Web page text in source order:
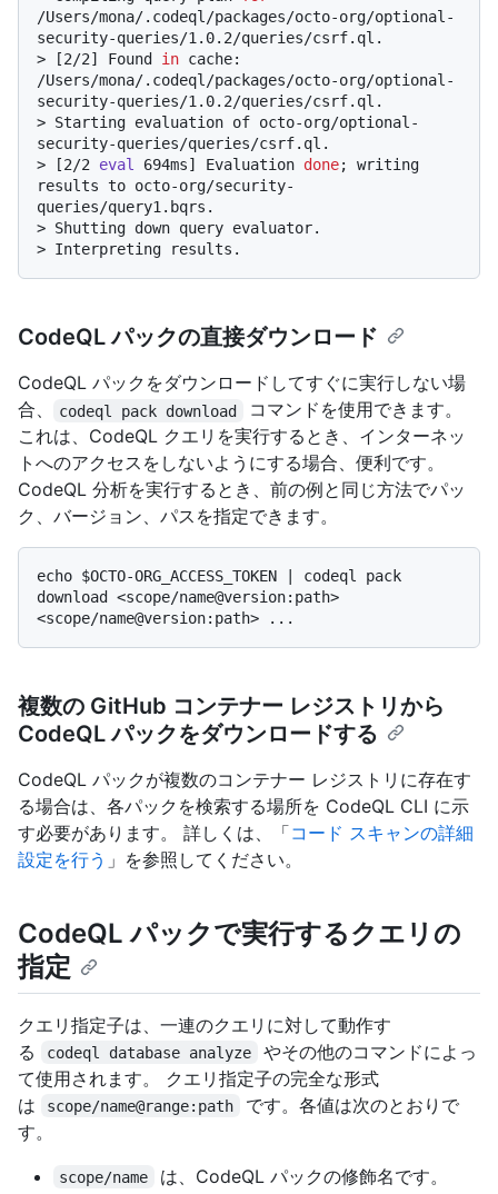
/Users/mona/.codeql/packages/octo-org/optional-
security-queries/1.0.2/queries/csrf.ql.
>
[2/2] Found in cache:
/Users/mona/.codeql/packages/octo-org/optional-
security-queries/1.0.2/queries/csrf.ql.
> Starting evaluation of octo-org/optional-
security-queries/queries/csrf.ql.
>
[2/2 eval 694ms] Evaluation done; writing
results to octo-org/security-
queries/query1.bqrs.
> Shutting down query evaluator.
> Interpreting results.
CodeQL パックの直接ダウンロード
CodeQL パックをダウンロードしてすぐに実行しない場
合、
codeql pack download
コマンドを使用できます。
これは、CodeQL クエリを実行するとき、インターネッ
トへのアクセスをしないようにする場合、便利です。
CodeQL 分析を実行するとき、前の例と同じ方法でパッ
ク、バージョン、パスを指定できます。
echo $OCTO-ORG_ACCESS_TOKEN | codeql pack
download <scope/name@version:path>
複数の GitHub コンテナー レジストリから
CodeQL パックをダウンロードする
CodeQL パックが複数のコンテナー レジストリに存在す
る場合は、各パックを検索する場所を CodeQL CLI に示
す必要があります。 詳しくは、「コード スキャンの詳細
設定を行う 」を参照してください。
CodeQL パックで実行するクエリの
指定
クエリ指定子は、一連のクエリに対して動作す
る
codeql database analyze
やその他のコマンドによっ
て使用されます。 クエリ指定子の完全な形式
は
scope/name@range:path
です。各値は次のとおりで
す。
scope/name は、CodeQL パックの修飾名です。